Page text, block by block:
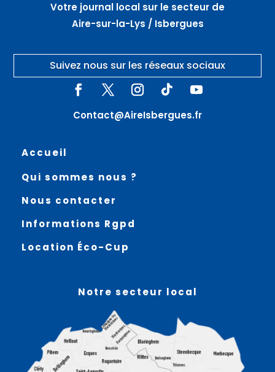
Votre journal local sur le secteur de
Aire-sur-la-Lys / Isbergues
Suivez nous sur les réseaux sociaux
Contact@AireIsbergues.fr
Accueil
Qui sommes nous ?
Nous contacter
Informations Rgpd
Location Éco-Cup
Notre secteur local